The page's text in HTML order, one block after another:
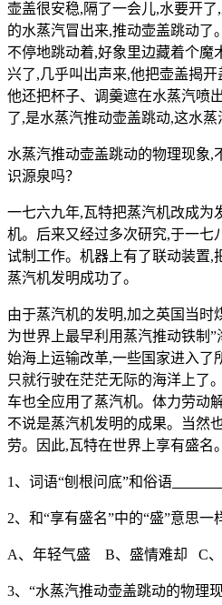
壶盖很安稳,隔了一会儿,水要开
的水蒸汽冒出来,推动壶盖跳动了
不停地跳动着,好象里边藏着个魔
兴了,几乎叫出声来,他把壶盖揭开
他还把杯子、调羹遮在水蒸汽喷
了,是水蒸汽推动壶盖跳动,这水蒸
水蒸汽推动壶盖跳动的物理现象,
识源泉吗？
一七六九年,瓦特把蒸汽机改成为
机。后来又经过多次研究,于一七
试制工作。机器上有了联动装置,
蒸汽机发明成功了。
由于蒸汽机的发明,加之英国当时
为世界上最早利用蒸汽推动铁制
始海上运输改革,一些国家进入了
只就行驶在茫茫无际的海洋上了
车也全应用了蒸汽机。体力劳动
不说是蒸汽机发明的成果。当然
劳。因此,瓦特在世界上享有盛名。
1、词语“刨根问底”和俗语
2、和“享有盛名”中的“盛”意思
A、年轻气盛 B、盛情难却 C
3、“水蒸汽推动壶盖跳动的物理